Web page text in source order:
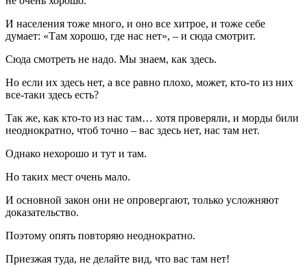
И населения тоже много, и оно все хитрое, и тоже себе
думает: «Там хорошо, где нас нет», – и сюда смотрит.
Сюда смотреть не надо. Мы знаем, как здесь.
Но если их здесь нет, а все равно плохо, может, кто-то из них
все-таки здесь есть?
Так же, как кто-то из нас там… хотя проверяли, и морды били
неоднократно, чтоб точно – вас здесь нет, нас там нет.
Однако нехорошо и тут и там.
Но таких мест очень мало.
И основной закон они не опровергают, только усложняют
доказательство.
Поэтому опять повторяю неоднократно.
Приезжая туда, не делайте вид, что вас там нет!